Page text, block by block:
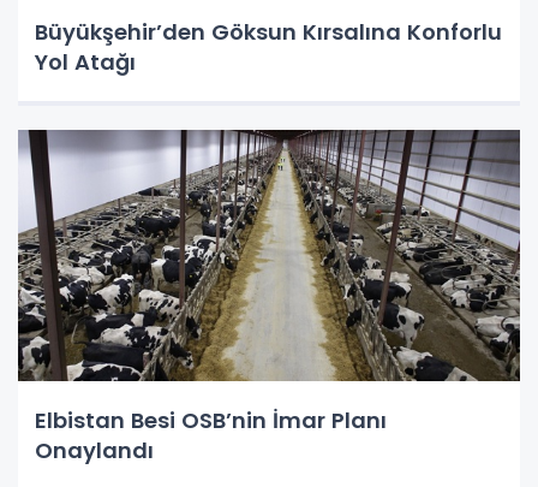
Büyükşehir’den Göksun Kırsalına Konforlu
Yol Atağı
Elbistan Besi OSB’nin İmar Planı
Onaylandı